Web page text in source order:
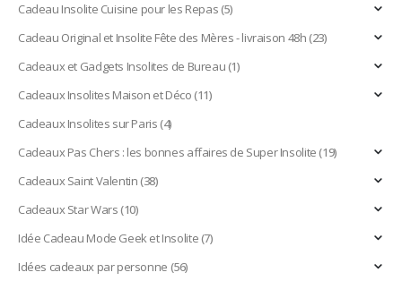
Cadeau Insolite Cuisine pour les Repas(5)
Cadeau Original et Insolite Fête des Mères - livraison 48h(23)
Cadeaux et Gadgets Insolites de Bureau(1)
Cadeaux Insolites Maison et Déco(11)
Cadeaux Insolites sur Paris(4)
Cadeaux Pas Chers : les bonnes affaires de Super Insolite(19)
Cadeaux Saint Valentin(38)
Cadeaux Star Wars(10)
Idée Cadeau Mode Geek et Insolite(7)
Idées cadeaux par personne (56)